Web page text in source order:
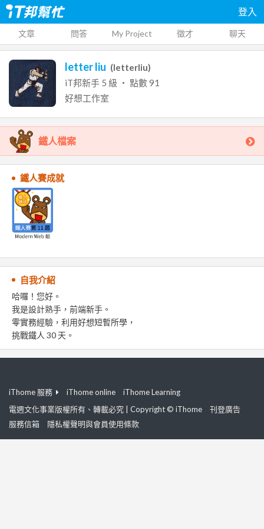
登入
文章 問答 My Project 徵才 聊天
letter liu (letterliu)
iT邦新手 5 級 ‧ 點數91
好想工作室
鐵人檔案
鐵人賽成就
自我介紹
哈囉！您好。
我是設計熟手，前端新手。
零實務經驗，利用好想短暫所學，
挑戰鐵人 30 天。
iThome 服務 iThome online
iThome Learning
電週文化事業版權所有、轉載必究 | Copyright © iThome
刊登廣告
服務信箱
隱私權聲明與會員使用條款